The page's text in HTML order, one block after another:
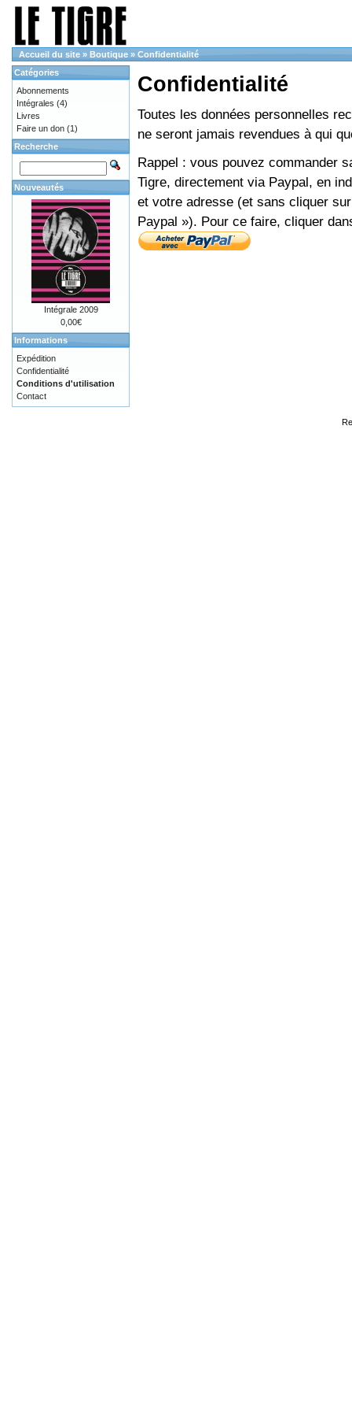
Accueil du site » Boutique » Confidentialité
Confidentialité
Toutes les données personnelles
ne seront jamais revendues à qui
Rappel : vous pouvez commander
Tigre, directement via Paypal, en
et votre adresse (et sans cliquer
Paypal »). Pour ce faire, cliquer
Catégories
Abonnements
Intégrales (4)
Livres
Faire un don (1)
Recherche
Nouveautés
Intégrale 2009
0,00€
Informations
Expédition
Confidentialité
Conditions d'utilisation
Contact